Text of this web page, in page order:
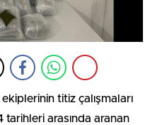
titiz çalışmaları
tarihleri arasında aranan